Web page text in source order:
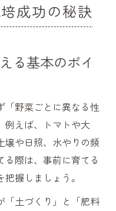
成功の秘訣
る基本のポイ
「野菜ごとに異なる性
例えば、トマトや大
壌や日照、水やりの頻
際は、事前に育てる
握しましょう。
「土づくり」と「肥料